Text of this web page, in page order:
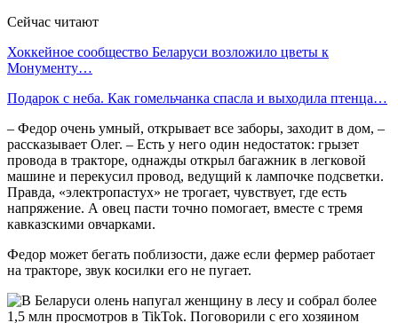
Сейчас читают
Хоккейное сообщество Беларуси возложило цветы к
Монументу…
Подарок с неба. Как гомельчанка спасла и выходила птенца…
– Федор очень умный, открывает все заборы, заходит в дом, –
рассказывает Олег. – Есть у него один недостаток: грызет
провода в тракторе, однажды открыл багажник в легковой
машине и перекусил провод, ведущий к лампочке подсветки.
Правда, «электропастух» не трогает, чувствует, где есть
напряжение. А овец пасти точно помогает, вместе с тремя
кавказскими овчарками.
Федор может бегать поблизости, даже если фермер работает
на тракторе, звук косилки его не пугает.